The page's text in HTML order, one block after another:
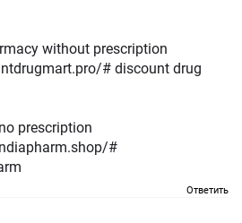
without prescription
# discount drug
prescription
#
Ответить